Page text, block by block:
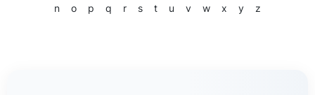
n o p q r s t u v w x y z